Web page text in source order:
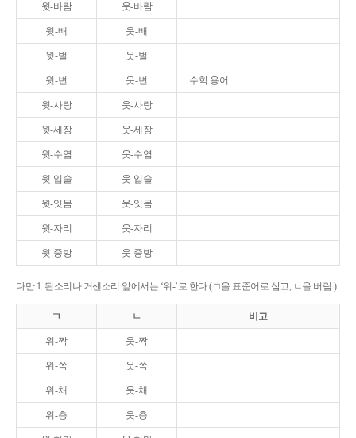
윗-바람 웃-바람
윗-배 웃-배
윗-벌 웃-벌
윗-변 웃-변 수학 용어.
윗-사랑 웃-사랑
윗-세장 웃-세장
윗-수염 웃-수염
윗-입술 웃-입술
윗-잇몸 웃-잇몸
윗-자리 웃-자리
윗-중방 웃-중방
다만 1. 된소리나 거센소리 앞에서는 ‘위-’로 한다.(ㄱ을 표준어로 삼고, ㄴ을 버림.)
ㄱ ㄴ 비고
위-짝 웃-짝
위-쪽 웃-쪽
위-채 웃-채
위-층 웃-층